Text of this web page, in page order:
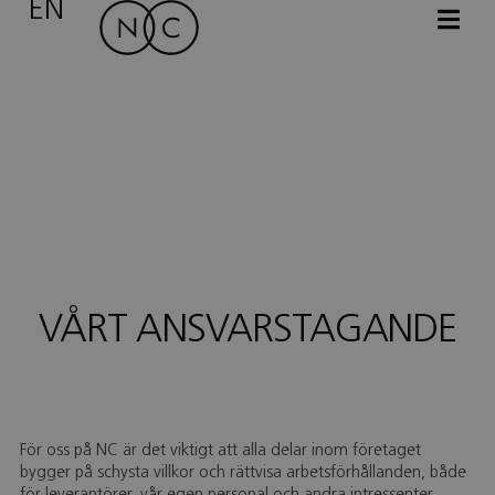
EN
VÅRT ANSVARSTAGANDE
För oss på NC är det viktigt att alla delar inom företaget
bygger på schysta villkor och rättvisa arbetsförhållanden, både